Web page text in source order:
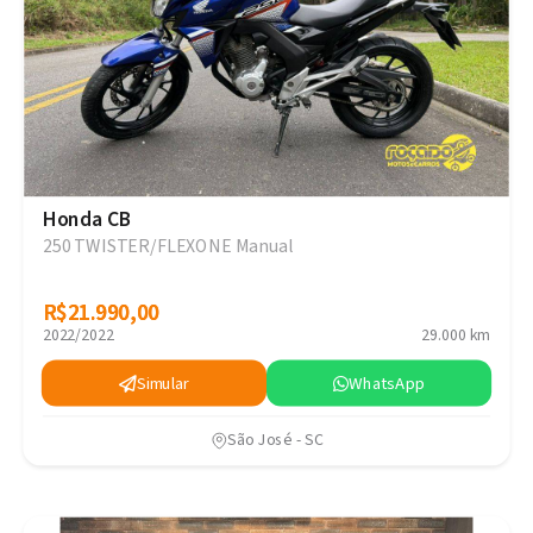
Honda CB
250 TWISTER/FLEXONE Manual
R$21.990,00
R$21.990,00
2022/2022 29.000 km
Simular WhatsApp
São José - SC